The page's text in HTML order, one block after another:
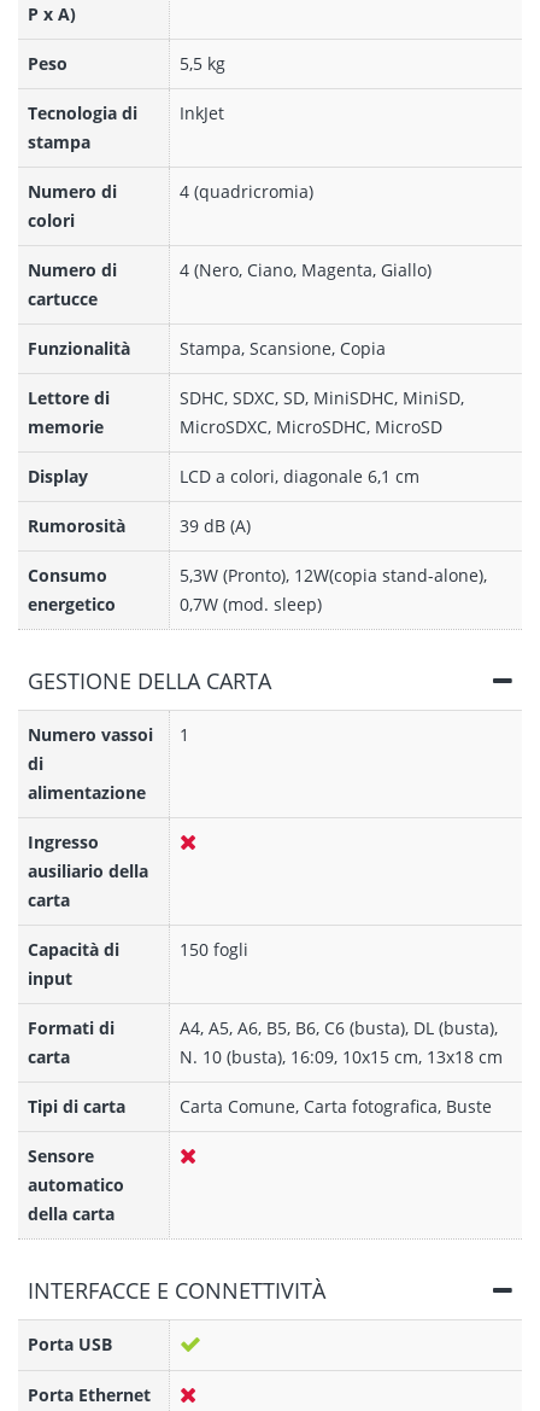
P x A)
Peso 5,5 kg
Tecnologia di
stampa
InkJet
Numero di
colori
4 (quadricromia)
Numero di
cartucce
4 (Nero, Ciano, Magenta, Giallo)
Funzionalità Stampa, Scansione, Copia
Lettore di
memorie
SDHC, SDXC, SD, MiniSDHC, MiniSD,
MicroSDXC, MicroSDHC, MicroSD
Display LCD a colori, diagonale 6,1 cm
Rumorosità 39 dB (A)
Consumo
energetico
5,3W (Pronto), 12W(copia stand-alone),
0,7W (mod. sleep)
GESTIONE DELLA CARTA
Numero vassoi
di
alimentazione
1
Ingresso
ausiliario della
carta
Capacità di
input
150 fogli
Formati di
carta
A4, A5, A6, B5, B6, C6 (busta), DL (busta),
N. 10 (busta), 16:09, 10x15 cm, 13x18 cm
Tipi di carta Carta Comune, Carta fotografica, Buste
Sensore
automatico
della carta
INTERFACCE E CONNETTIVITÀ
Porta USB
Porta Ethernet